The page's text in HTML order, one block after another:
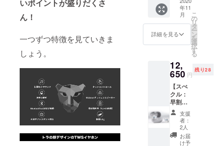
いポイントが盛りだくさ
ん！
一つずつ特徴を見ていきま
しょう。
が遅れ
る場合
がござ
す。 ※
本プロ
して想
定を上
回る皆
様から
ご支援
を頂
き、現
在進め
ている
環境か
まして
は、デ
ザイ
様が一
部変更
もござ
いま
す。 ※
ご支援
の数が
想定を
上回っ
た場
合、製
造工程
（初期
不良の
み対
象） ＜
確認事
する返
品・返
金はお
受けい
たしか
ねま
す。 ※
開発中
の製品
につき
まして
Tiger&
Roseワ
イヤレ
スイヤ
ホン カ
ド ※そ
の他詳
細は製
品概要
でご確
認くだ
さい ＜
保証期
間＞ 商
品受け
取り日
スイヤ
ホン × 1
個 ＜特
典＞ 特
典1：早
割・
F の
12,650
円(通常
価格
17,680
円) 特典
2：送料
込み ＜
商品詳
細＞ 製
品名：
年11
月
詳細を見る
こ
の
リ
タ
ー
ン
を
選
択
す
る
12,
650 円
残り28
【スぺ
クル：
早割・
30名限
定・
28％OF
F】
Tiger&
支援
者：
2人
お届
け予